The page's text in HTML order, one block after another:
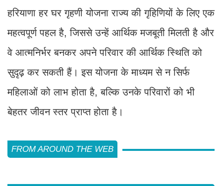
हरियाणा हर घर गृहणी योजना राज्य की गृहिणियों के लिए एक
महत्वपूर्ण पहल है, जिससे उन्हें आर्थिक मजबूती मिलती है और
वे आत्मनिर्भर बनकर अपने परिवार की आर्थिक स्थिति को
सुदृढ़ कर सकती हैं। इस योजना के माध्यम से न सिर्फ
महिलाओं को लाभ होता है, बल्कि उनके परिवारों को भी
बेहतर जीवन स्तर प्राप्त होता है।
FROM AROUND THE WEB